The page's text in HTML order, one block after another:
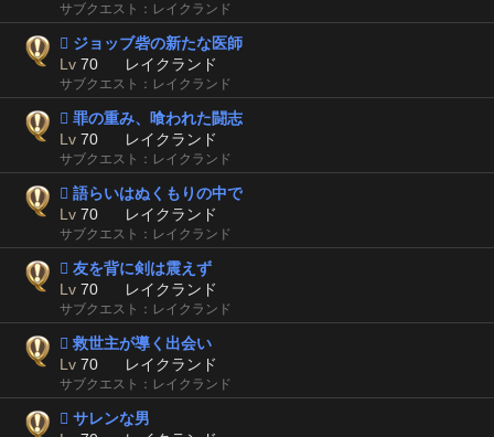
サブクエスト：レイクランド
 ジョッブ砦の新たな医師
Lv 70 レイクランド
サブクエスト：レイクランド
 罪の重み、喰われた闘志
Lv 70 レイクランド
サブクエスト：レイクランド
 語らいはぬくもりの中で
Lv 70 レイクランド
サブクエスト：レイクランド
 友を背に剣は震えず
Lv 70 レイクランド
サブクエスト：レイクランド
 救世主が導く出会い
Lv 70 レイクランド
サブクエスト：レイクランド
 サレンな男